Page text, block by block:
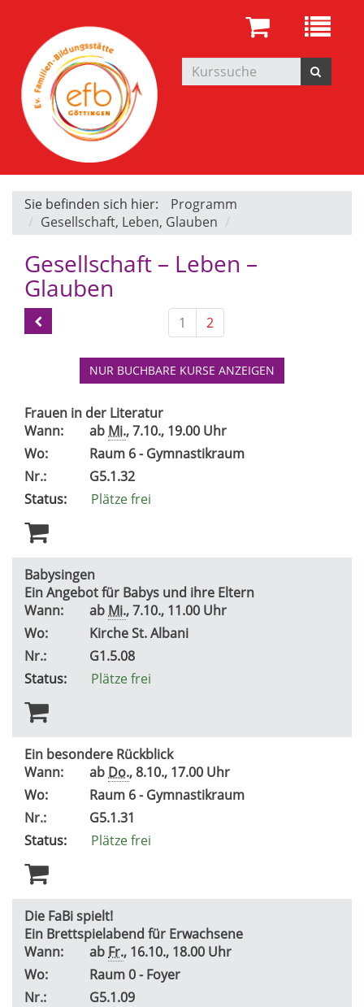
Sie befinden sich hier:
Programm
Gesellschaft, Leben, Glauben
Gesellschaft – Leben –
Glauben
1 2
NUR BUCHBARE KURSE ANZEIGEN
Frauen in der Literatur
Wann:
ab Mi., 7.10., 19.00 Uhr
Wo:
Raum 6 - Gymnastikraum
Nr.:
G5.1.32
Status:
Plätze frei
Babysingen
Ein Angebot für Babys und ihre Eltern
Wann:
ab Mi., 7.10., 11.00 Uhr
Wo:
Kirche St. Albani
Nr.:
G1.5.08
Status:
Plätze frei
Ein besondere Rückblick
Wann:
ab Do., 8.10., 17.00 Uhr
Wo:
Raum 6 - Gymnastikraum
Nr.:
G5.1.31
Status:
Plätze frei
Die FaBi spielt!
Ein Brettspielabend für Erwachsene
Wann:
ab Fr., 16.10., 18.00 Uhr
Wo:
Raum 0 - Foyer
Nr.:
G5.1.09